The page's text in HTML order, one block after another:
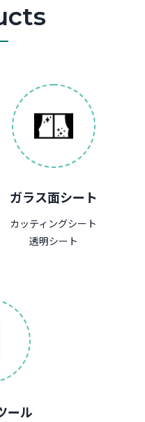
ガラス面シート
カッティングシート
透明シート
ール